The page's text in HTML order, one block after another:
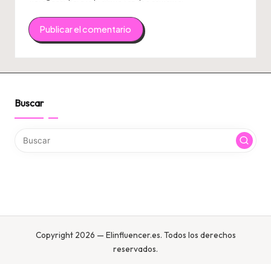
Buscar
Copyright 2026 — Elinfluencer.es. Todos los derechos
reservados.